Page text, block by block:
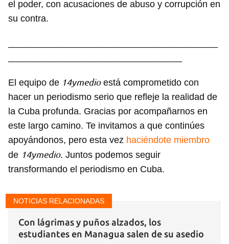
Guardar como favorito
Para poder guardar como favorito, primero has de
iniciar sesión con tu cuenta de 14ymedio.
INICIAR SESIÓN CANCELAR
el poder, con acusaciones de abuso y corrupción en
su contra.
El equipo de 14ymedioestá comprometido con
hacer un periodismo serio que refleje la realidad de
la Cuba profunda. Gracias por acompañarnos en
este largo camino. Te invitamos a que continúes
apoyándonos, pero esta vez haciéndote miembro
de 14ymedio. Juntos podemos seguir
transformando el periodismo en Cuba.
NOTICIAS RELACIONADAS
Con lágrimas y puños alzados, los
estudiantes en Managua salen de su asedio